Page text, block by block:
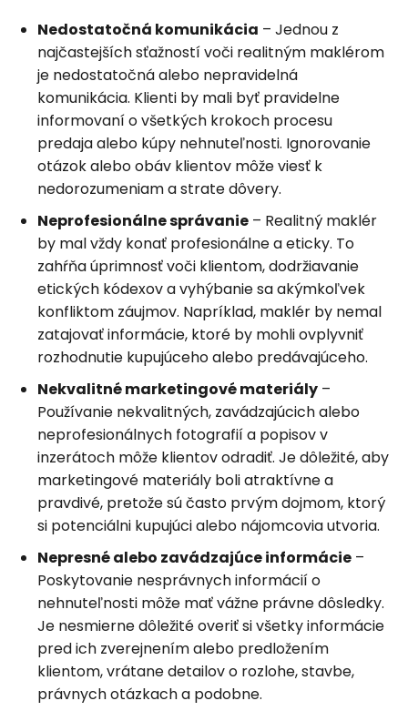
Nedostatočná komunikácia – Jednou z
najčastejších sťažností voči realitným maklérom
je nedostatočná alebo nepravidelná
komunikácia. Klienti by mali byť pravidelne
informovaní o všetkých krokoch procesu
predaja alebo kúpy nehnuteľnosti. Ignorovanie
otázok alebo obáv klientov môže viesť k
nedorozumeniam a strate dôvery.
Neprofesionálne správanie – Realitný maklér
by mal vždy konať profesionálne a eticky. To
zahŕňa úprimnosť voči klientom, dodržiavanie
etických kódexov a vyhýbanie sa akýmkoľvek
konfliktom záujmov. Napríklad, maklér by nemal
zatajovať informácie, ktoré by mohli ovplyvniť
rozhodnutie kupujúceho alebo predávajúceho.
Nekvalitné marketingové materiály –
Používanie nekvalitných, zavádzajúcich alebo
neprofesionálnych fotografií a popisov v
inzerátoch môže klientov odradiť. Je dôležité, aby
marketingové materiály boli atraktívne a
pravdivé, pretože sú často prvým dojmom, ktorý
si potenciálni kupujúci alebo nájomcovia utvoria.
Nepresné alebo zavádzajúce informácie –
Poskytovanie nesprávnych informácií o
nehnuteľnosti môže mať vážne právne dôsledky.
Je nesmierne dôležité overiť si všetky informácie
pred ich zverejnením alebo predložením
klientom, vrátane detailov o rozlohe, stavbe,
právnych otázkach a podobne.